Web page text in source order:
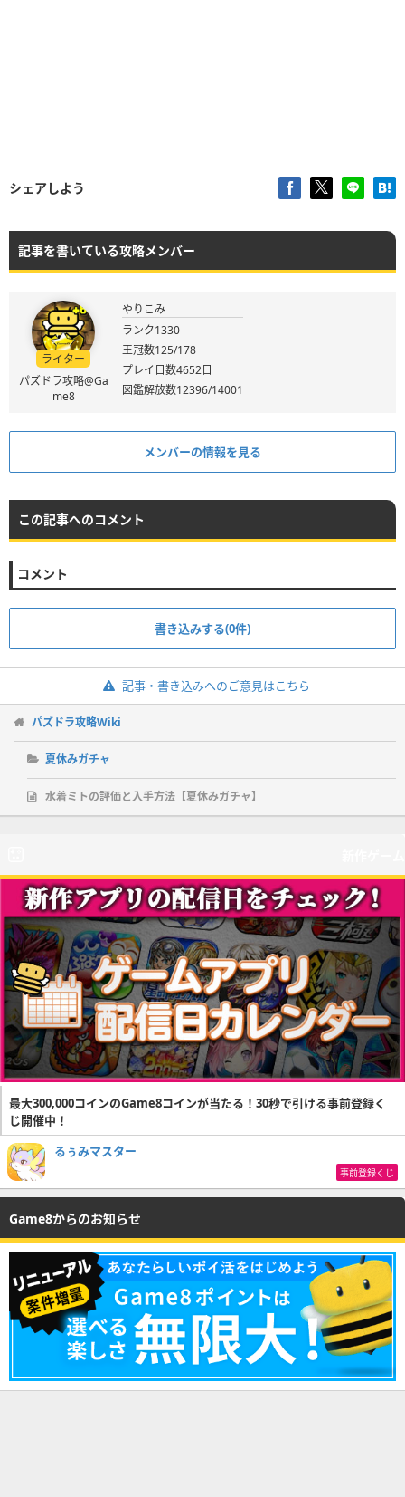
シェアしよう
記事を書いている攻略メンバー
ライター
パズドラ攻略@Ga
me8
やりこみ
ランク1330
王冠数125/178
プレイ日数4652日
図鑑解放数12396/14001
メンバーの情報を見る
この記事へのコメント
コメント
書き込みする(0件)
記事・書き込みへのご意見はこちら
パズドラ攻略Wiki
夏休みガチャ
水着ミトの評価と入手方法【夏休みガチャ】
最大300,000コインのGame8コインが当たる！30秒で引ける事前登録く
じ開催中！
るぅみマスター
事前登録くじ
Game8からのお知らせ